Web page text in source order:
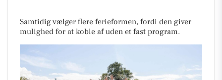
Samtidig vælger flere ferieformen, fordi den giver
mulighed for at koble af uden et fast program.